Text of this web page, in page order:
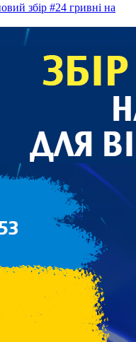
збір #24 гривні на